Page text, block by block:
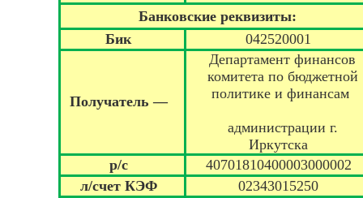
Банковские реквизиты:
Бик
042520001
Получатель —
Департамент финансов
комитета по бюджетной
политике и финансам
администрации г.
Иркутска
р/с
40701810400003000002
л/счет КЭФ
02343015250